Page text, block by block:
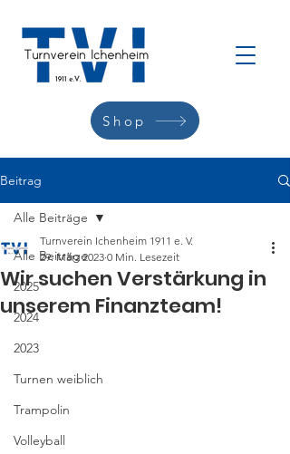
Shop
Beitrag
Alle Beiträge
2025
2024
2023
Turnen weiblich
Trampolin
Volleyball
Alle Beiträge
Wir suchen Verstärkung in
unserem Finanzteam!
Turnverein Ichenheim 1911 e. V.
29. März 2023 0 Min. Lesezeit